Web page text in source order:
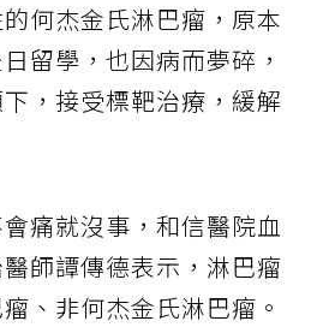
何杰金氏淋巴瘤，原本
留學，也因病而夢碎，
，接受標靶治療，緩解
痛就沒事，和信醫院血
師譚傳德表示，淋巴瘤
、非何杰金氏淋巴瘤。